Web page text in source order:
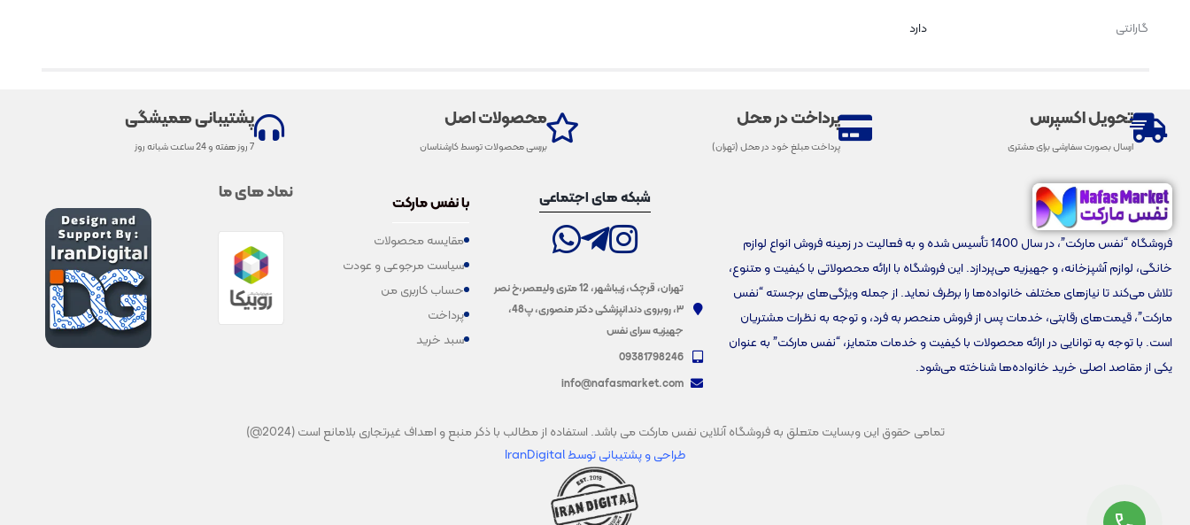
گارانتی دارد
تحویل اکسپرس
ارسال بصورت سفارشی برای مشتری
پرداخت در محل
پرداخت مبلغ خود در محل (تهران)
محصولات اصل
بررسی محصولات توسط کارشناسان
پشتیبانی همیشگی
7 روز هفته و 24 ساعت شبانه روز
فروشگاه “نفس مارکت”، در سال 1400 تأسیس شده و به فعالیت در زمینه فروش انواع لوازم
خانگی، لوازم آشپزخانه، و جهیزیه می‌پردازد. این فروشگاه با ارائه محصولاتی با کیفیت و متنوع،
تلاش می‌کند تا نیازهای مختلف خانواده‌ها را برطرف نماید. از جمله ویژگی‌های برجسته “نفس
مارکت”، قیمت‌های رقابتی، خدمات پس از فروش منحصر به فرد، و توجه به نظرات مشتریان
است. با توجه به توانایی در ارائه محصولات با کیفیت و خدمات متمایز، “نفس مارکت” به عنوان
یکی از مقاصد اصلی خرید خانواده‌ها شناخته می‌شود.
شبکه های اجتماعی
تهران، قرچک، زیباشهر، 12 متری ولیعصر،خ نصر
۳، روبروی دندانپزشکی دکتر منصوری، پ48،
جهیزیه سرای نفس
09381798246
info@nafasmarket.com
با نفس مارکت
مقایسه محصولات
سیاست مرجوعی و عودت
حساب کاربری من
پرداخت
سبد خرید
نماد های ما
تمامی حقوق این وبسایت متعلق به فروشگاه آنلاین نفس مارکت می باشد. استفاده از مطالب با ذکر منبع و اهداف غیرتجاری بلامانع است (2024@)
طراحی و پشتیبانیتوسط IranDigital